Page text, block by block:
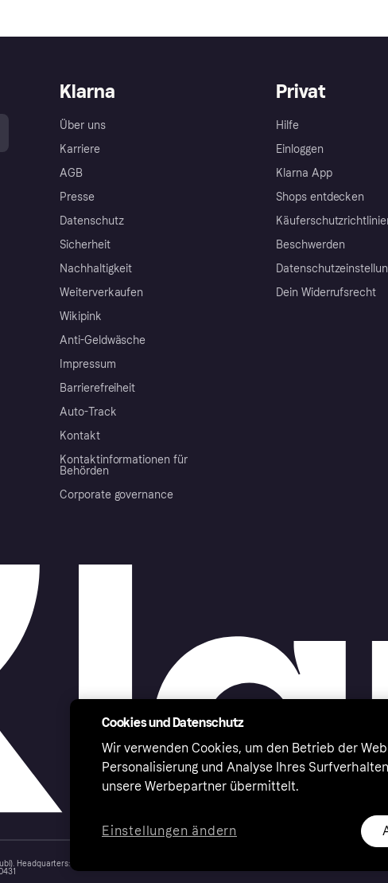
Klarna
Über uns
Karriere
AGB
Presse
Datenschutz
Sicherheit
Nachhaltigkeit
Weiterverkaufen
Wikipink
Anti-Geldwäsche
Impressum
Barrierefreiheit
Auto-Track
Kontakt
Kontaktinformationen für
Behörden
Corporate governance
Privat
Hilfe
Einloggen
Klarna App
Shops entdecken
Beschwerden
Dein Widerrufsrecht
Headquarters: Stockholm, Sweden. All rights reserved. Klarna Bank AB (publ). Sveavägen 46, 111 34
Cookies und Datenschutz
Wir verwenden Cookies, um den Betrieb der
Personalisierung und Analyse Ihres
unsere Werbepartner übermittelt.
Einstellungen ändern